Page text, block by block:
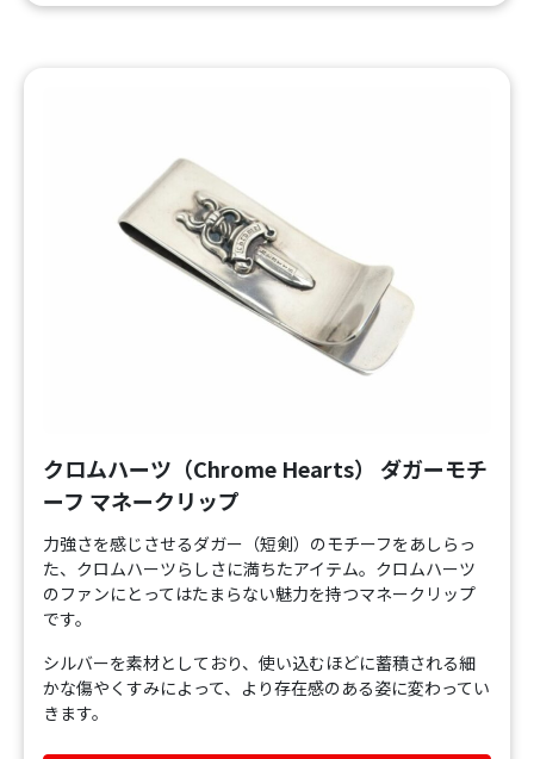
クロムハーツ（Chrome Hearts） ダガーモチ
ーフ マネークリップ
力強さを感じさせるダガー（短剣）のモチーフをあしらっ
た、クロムハーツらしさに満ちたアイテム。クロムハーツ
のファンにとってはたまらない魅力を持つマネークリップ
です。
シルバーを素材としており、使い込むほどに蓄積される細
かな傷やくすみによって、より存在感のある姿に変わってい
きます。